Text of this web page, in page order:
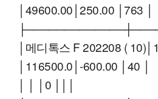
│49600.00│250.00 │763 │
│메디톡스 F 202208 (
│116500.0│-600.00 │40 │
│ │ │0 │││